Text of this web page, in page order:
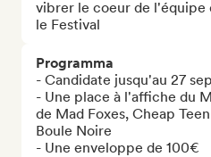
vibrer le coeur de l'équipe
le Festival
Programma
- Candidate jusqu'au 27
- Une place à l'affiche du
de Mad Foxes, Cheap
Boule Noire
- Une enveloppe de 100€